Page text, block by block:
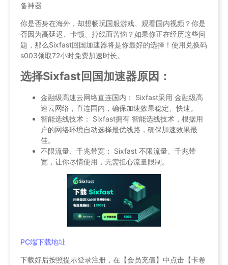
备神器
你是否身在海外，却想畅玩国服游戏、观看国内视频？你是
否因为高延迟、卡顿、掉线而苦恼？如果你正在经历这些问
题，那么Sixfast回国加速器将是你最好的选择！使用兑换码
s003领取72小时免费加速时长。
选择Sixfast回国加速器原因：
金融级高速云网络直连国内： Sixfast采用 金融级高
速云网络，直连国内，确保加速效果稳定、快速。
智能选线技术： Sixfast拥有 智能选线技术，根据用
户的网络环境自动选择最优线路，确保加速效果最
佳。
不限流量、千兆带宽： Sixfast 不限流量、千兆带
宽，让你尽情使用，无需担心流量限制。
PC端下载地址
下载好后按照提示登录注册，在【会员充值】中点击【卡卷